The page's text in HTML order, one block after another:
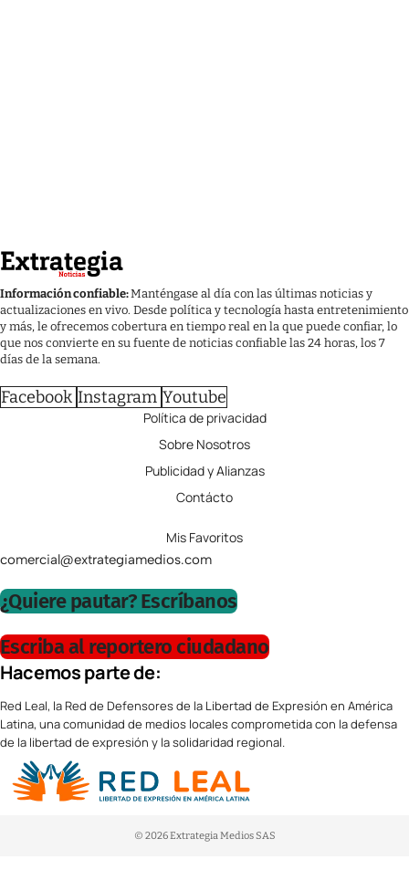
Información confiable:Manténgase al día con las últimas noticias y
actualizaciones en vivo. Desde política y tecnología hasta entretenimiento
y más, le ofrecemos cobertura en tiempo real en la que puede confiar, lo
que nos convierte en su fuente de noticias confiable las 24 horas, los 7
días de la semana.
Facebook Instagram Youtube
Política de privacidad
Sobre Nosotros
Publicidad y Alianzas
Contácto
Mis Favoritos
comercial@extrategiamedios.com
¿Quiere pautar? Escríbanos
Escriba al reportero ciudadano
Hacemos parte de:
Red Leal, la Red de Defensores de la Libertad de Expresión en América
Latina, una comunidad de medios locales comprometida con la defensa
de la libertad de expresión y la solidaridad regional.
© 2026 Extrategia Medios SAS